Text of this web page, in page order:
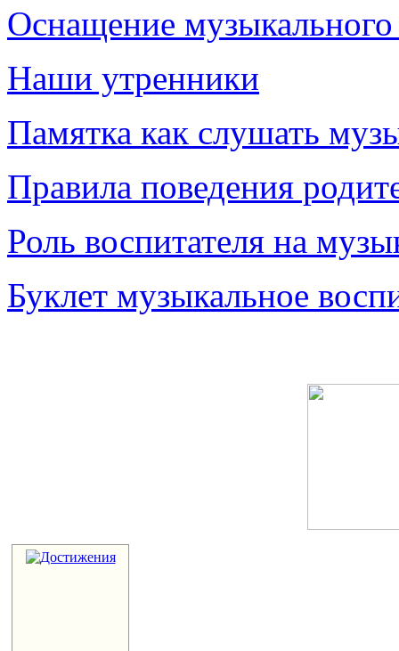
Оснащение музыкального
Наши утренники
Памятка как слушать
Правила поведения
Роль воспитателя на
Буклет музыкальное